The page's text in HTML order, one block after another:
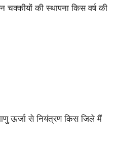
की स्थापना किस वर्ष की
ऊर्जा से नियंत्रण किस जिले मैं